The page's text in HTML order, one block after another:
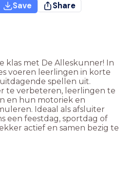
Save Share
klas met De Alleskunner! In
voeren leerlingen in korte
spellen uit.
te verbeteren, leerlingen te
en hun motoriek en
Ideaal als afsluiter
een feestdag, sportdag of
actief en samen bezig te